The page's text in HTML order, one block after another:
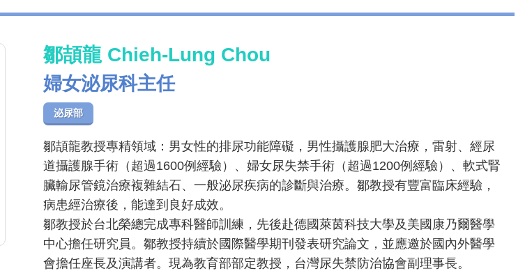
鄒頡龍 Chieh-Lung Chou
婦女泌尿科主任
泌尿部
鄒頡龍教授專精領域：男女性的排尿功能障礙，男性攝護腺肥大治療，雷射、經尿
道攝護腺手術（超過1600例經驗）、婦女尿失禁手術（超過1200例經驗）、軟式腎
臟輸尿管鏡治療複雜結石、一般泌尿疾病的診斷與治療。鄒教授有豐富臨床經驗，
病患經治療後，能達到良好成效。
鄒教授於台北榮總完成專科醫師訓練，先後赴德國萊茵科技大學及美國康乃爾醫學
中心擔任研究員。鄒教授持續於國際醫學期刊發表研究論文，並應邀於國內外醫學
會擔任座長及演講者。現為教育部部定教授，台灣尿失禁防治協會副理事長。